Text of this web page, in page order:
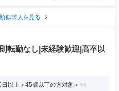
似求人を見る
転勤なし|未経験歓迎|高卒以
以上＜45歳以下の方対象＞